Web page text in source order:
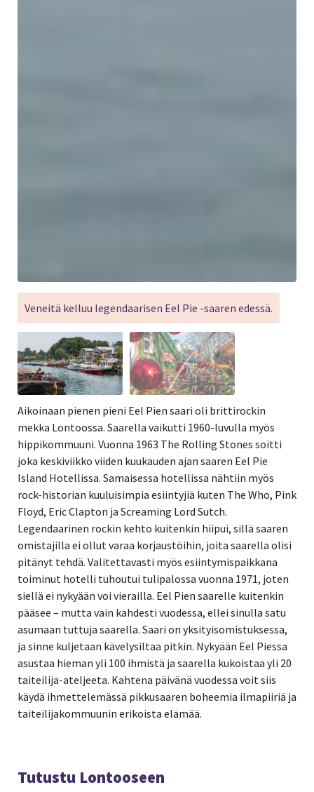
Veneitä kelluu legendaarisen Eel Pie -saaren edessä.
Aikoinaan pienen pieni Eel Pien saari oli brittirockin
mekka Lontoossa. Saarella vaikutti 1960-luvulla myös
hippikommuuni. Vuonna 1963 The Rolling Stones soitti
joka keskiviikko viiden kuukauden ajan saaren Eel Pie
Island Hotellissa. Samaisessa hotellissa nähtiin myös
rock-historian kuuluisimpia esiintyjiä kuten The Who, Pink
Floyd, Eric Clapton ja Screaming Lord Sutch.
Legendaarinen rockin kehto kuitenkin hiipui, sillä saaren
omistajilla ei ollut varaa korjaustöihin, joita saarella olisi
pitänyt tehdä. Valitettavasti myös esiintymispaikkana
toiminut hotelli tuhoutui tulipalossa vuonna 1971, joten
siellä ei nykyään voi vierailla. Eel Pien saarelle kuitenkin
pääsee – mutta vain kahdesti vuodessa, ellei sinulla satu
asumaan tuttuja saarella. Saari on yksityisomistuksessa,
ja sinne kuljetaan kävelysiltaa pitkin. Nykyään Eel Piessa
asustaa hieman yli 100 ihmistä ja saarella kukoistaa yli 20
taiteilija-ateljeeta. Kahtena päivänä vuodessa voit siis
käydä ihmettelemässä pikkusaaren boheemia ilmapiiriä ja
taiteilijakommuunin erikoista elämää.
Tutustu Lontooseen